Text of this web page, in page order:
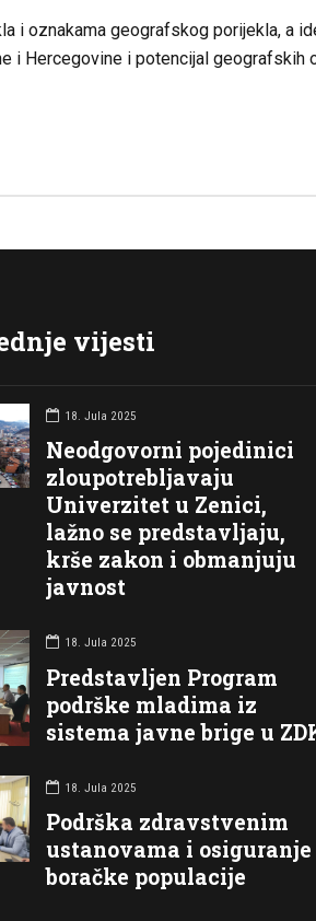
i oznakama geografskog porijekla, a
Hercegovine i potencijal
vijesti
18. Jula 2025
Neodgovorni pojedinici
zloupotrebljavaju
Univerzitet u Zenici,
lažno se predstavljaju,
krše zakon i obmanjuju
javnost
18. Jula 2025
Predstavljen Program
podrške mladima iz
sistema javne brige u
18. Jula 2025
Podrška zdravstvenim
ustanovama i osiguranje
boračke populacije